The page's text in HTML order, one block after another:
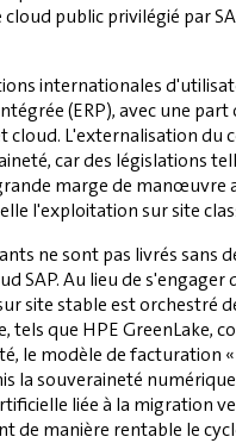
public privilégié par
internationales
(ERP), avec une
L'externalisation du
car des législations
marge de manœuvre
l'exploitation sur site
ne sont pas livrés
SAP. Au lieu de
site stable est
tels que HPE
le modèle de facturation
la souveraineté
liée à la migration
manière rentable le